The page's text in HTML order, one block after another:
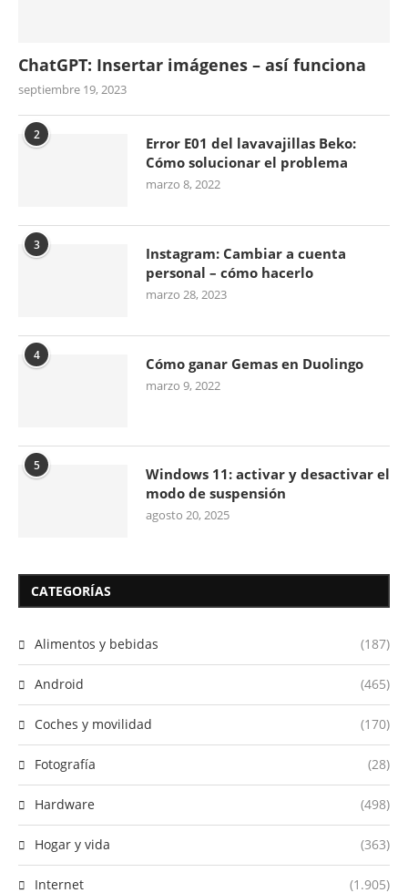
ChatGPT: Insertar imágenes – así funciona
septiembre 19, 2023
2
Error E01 del lavavajillas Beko:
Cómo solucionar el problema
marzo 8, 2022
3
Instagram: Cambiar a cuenta
personal – cómo hacerlo
marzo 28, 2023
4 Cómo ganar Gemas en Duolingo
marzo 9, 2022
5
Windows 11: activar y desactivar el
modo de suspensión
agosto 20, 2025
CATEGORÍAS
Alimentos y bebidas (187)
Android (465)
Coches y movilidad (170)
Fotografía (28)
Hardware (498)
Hogar y vida (363)
Internet (1.905)